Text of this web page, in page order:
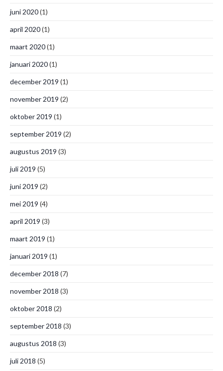
juni 2020(1)
april 2020(1)
maart 2020(1)
januari 2020(1)
december 2019 (1)
november 2019 (2)
oktober 2019 (1)
september 2019 (2)
augustus 2019 (3)
juli 2019 (5)
juni 2019 (2)
mei 2019 (4)
april 2019 (3)
maart 2019 (1)
januari 2019 (1)
december 2018 (7)
november 2018 (3)
oktober 2018 (2)
september 2018 (3)
augustus 2018 (3)
juli 2018 (5)